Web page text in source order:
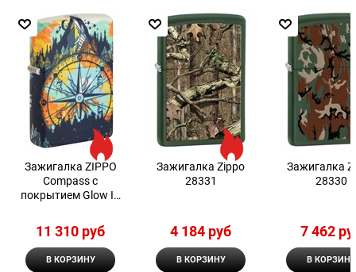
Зажигалка ZIPPO
Compass с
покрытием Glow In
11 310 руб
В КОРЗИНУ
Зажигалка Zippo
28331
4 184 руб
В КОРЗИНУ
Зажигалка
28330
7 462
В КОРЗИНУ